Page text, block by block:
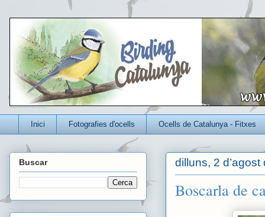
Un blog per conèixer millor els ocells que viuen a Catalunya
Inici Fotografies d'ocells Ocells de Catalunya - Fitxes
dilluns, 2 d’agost
Boscarla de
Buscar